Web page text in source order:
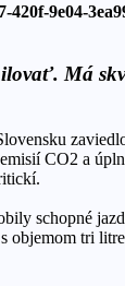
420f-9e04-
Má
CO2 a
schopné
objemom tri